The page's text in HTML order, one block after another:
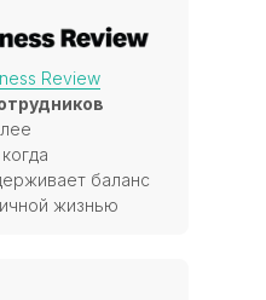
Review
баланс
жизнью